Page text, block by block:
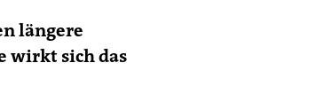
längere
wirkt sich das